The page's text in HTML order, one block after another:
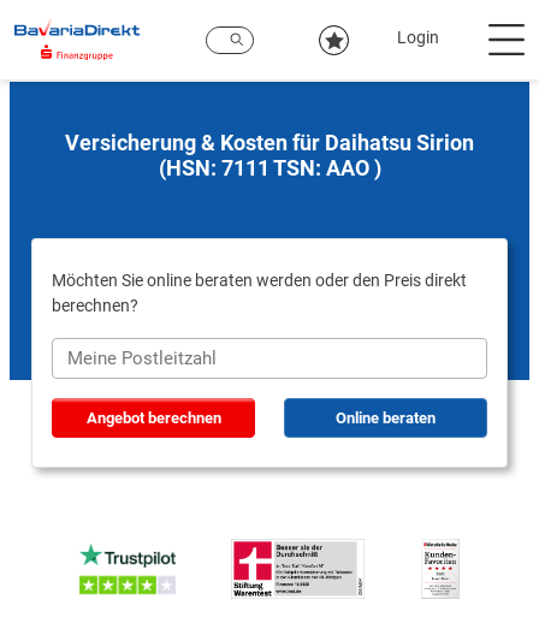
Hauptinhalt
Login
Versicherung & Kosten für Daihatsu Sirion
(HSN: 7111 TSN: AAO )
Möchten Sie online beraten werden oder den Preis direkt
berechnen?
Angebot berechnen Online beraten